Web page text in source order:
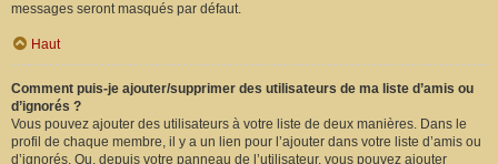
messages seront masqués par défaut.
Haut
Comment puis-je ajouter/supprimer des utilisateurs de ma liste d’amis ou
d’ignorés ?
Vous pouvez ajouter des utilisateurs à votre liste de deux manières. Dans le
profil de chaque membre, il y a un lien pour l’ajouter dans votre liste d’amis ou
d’ignorés. Ou, depuis votre panneau de l’utilisateur, vous pouvez ajouter